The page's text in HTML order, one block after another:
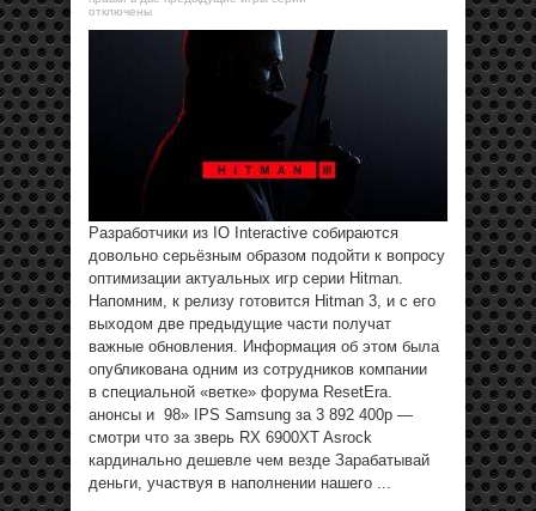
отключены
Разработчики из IO Interactive собираются
довольно серьёзным образом подойти к вопросу
оптимизации актуальных игр серии Hitman.
Напомним, к релизу готовится Hitman 3, и с его
выходом две предыдущие части получат
важные обновления. Информация об этом была
опубликована одним из сотрудников компании
в специальной «ветке» форума ResetEra.
анонсы и 98» IPS Samsung за 3 892 400р —
смотри что за зверь RX 6900XT Asrock
кардинально дешевле чем везде Зарабатывай
деньги, участвуя в наполнении нашего ...